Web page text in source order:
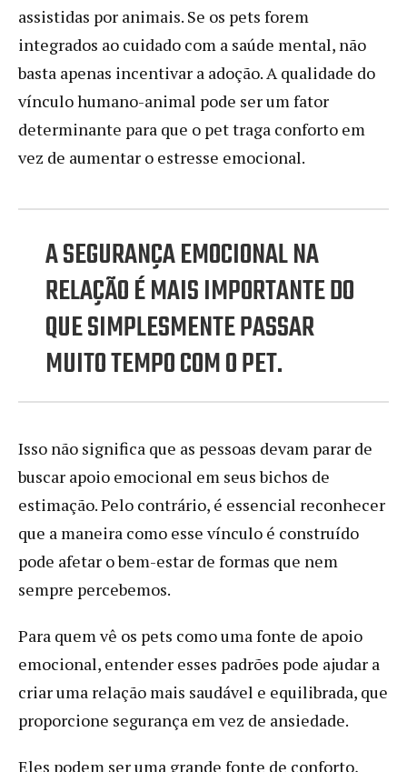
assistidas por animais. Se os pets forem
integrados ao cuidado com a saúde mental, não
basta apenas incentivar a adoção. A qualidade do
vínculo humano-animal pode ser um fator
determinante para que o pet traga conforto em
vez de aumentar o estresse emocional.
A SEGURANÇA EMOCIONAL NA
RELAÇÃO É MAIS IMPORTANTE DO
QUE SIMPLESMENTE PASSAR
MUITO TEMPO COM O PET.
Isso não significa que as pessoas devam parar de
buscar apoio emocional em seus bichos de
estimação. Pelo contrário, é essencial reconhecer
que a maneira como esse vínculo é construído
pode afetar o bem-estar de formas que nem
sempre percebemos.
Para quem vê os pets como uma fonte de apoio
emocional, entender esses padrões pode ajudar a
criar uma relação mais saudável e equilibrada, que
proporcione segurança em vez de ansiedade.
Eles podem ser uma grande fonte de conforto,